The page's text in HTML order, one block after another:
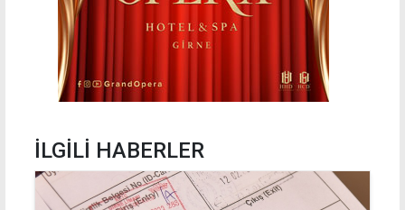
İLGİLİ HABERLER